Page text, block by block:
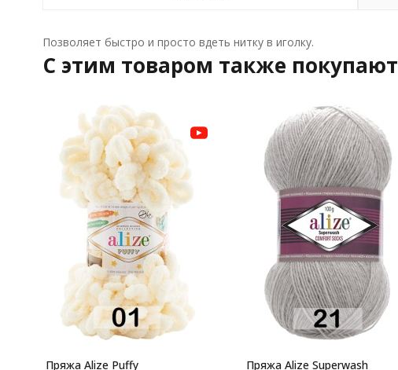
Позволяет быстро и просто вдеть нитку в иголку.
C этим товаром также покупают
Пряжа Alize Puffy
Пряжа Alize Superwash